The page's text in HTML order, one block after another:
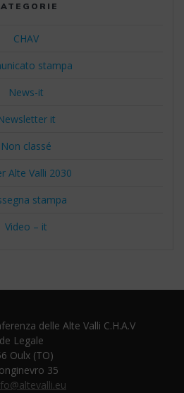
CHAV
stampa
News-it
it
Non classé
Alte Valli 2030
stampa
Video – it
delle Alte Valli C.H.A.V
Legale
Oulx (TO)
35